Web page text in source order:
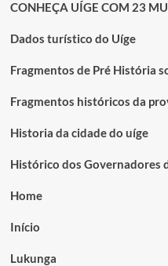
CONHEÇA UÍGE COM 23
Dados turístico do Uíge
Fragmentos de Pré História
Fragmentos históricos da
Historia da cidade do uíge
Histórico dos Governadores
Home
Início
Lukunga